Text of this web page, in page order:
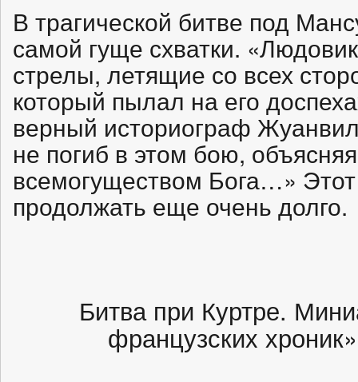
В трагической битве под
самой гуще схватки.
стрелы, летящие со всех
который пылал на его
верный историограф
не погиб в этом бою,
всемогуществом Бога…»
продолжать еще очень долго.
Битва при Куртре.
французских